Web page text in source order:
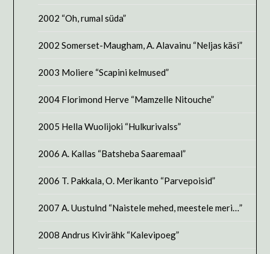
2002 “Oh, rumal süda”
2002 Somerset-Maugham, A. Alavainu “Neljas käsi”
2003 Moliere “Scapini kelmused”
2004 Florimond Herve “Mamzelle Nitouche”
2005 Hella Wuolijoki “Hulkurivalss”
2006 A. Kallas “Batsheba Saaremaal”
2006 T. Pakkala, O. Merikanto “Parvepoisid”
2007 A. Uustulnd “Naistele mehed, meestele meri…”
2008 Andrus Kivirähk “Kalevipoeg”